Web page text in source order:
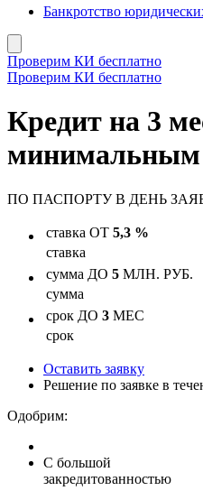
Банкротство
Проверим КИ бесплатно
Проверим КИ бесплатно
Кредит на 3
минимальным
ПО ПАСПОРТУВ ДЕНЬ
ставка ОТ 5,3 %
ставка
сумма ДО 5 МЛН. РУБ.
сумма
срок ДО 3 МЕС
срок
Оставить заявку
Решение по заявке в
Одобрим:
С большой
закредитованностью